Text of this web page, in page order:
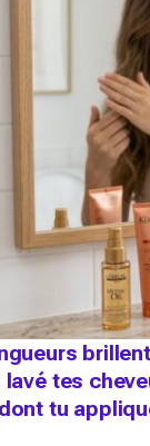
lavé tes
tu